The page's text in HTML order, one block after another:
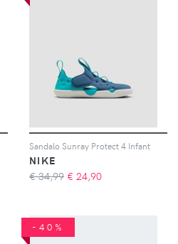
Sandalo Sunray Protect 4 Infant
NIKE
€ 34,99 € 24,90
-40%